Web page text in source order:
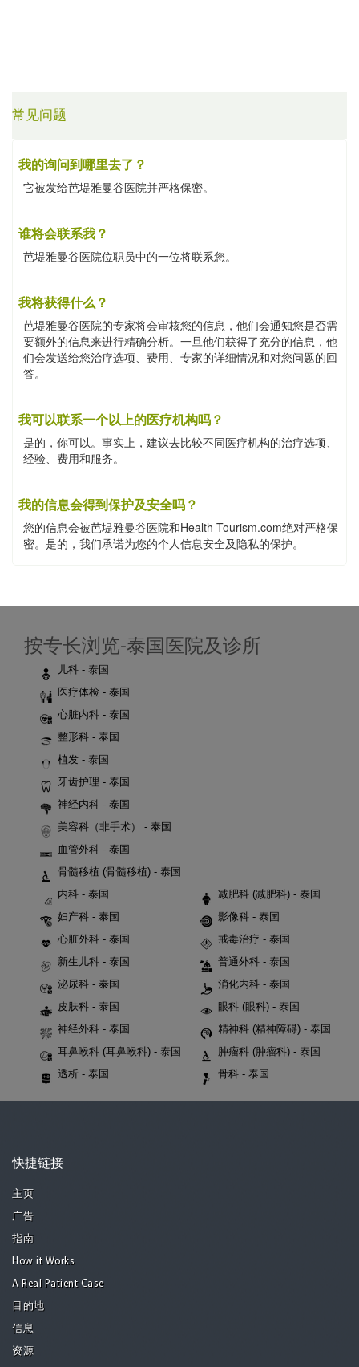
常见问题
我的询问到哪里去了？
它被发给芭堤雅曼谷医院并严格保密。
谁将会联系我？
芭堤雅曼谷医院位职员中的一位将联系您。
我将获得什么？
芭堤雅曼谷医院的专家将会审核您的信息，他们会通知您是否需
要额外的信息来进行精确分析。一旦他们获得了充分的信息，他
们会发送给您治疗选项、费用、专家的详细情况和对您问题的回
答。
我可以联系一个以上的医疗机构吗？
是的，你可以。事实上，建议去比较不同医疗机构的治疗选项、
经验、费用和服务。
我的信息会得到保护及安全吗？
您的信息会被芭堤雅曼谷医院和Health-Tourism.com绝对严格保
密。是的，我们承诺为您的个人信息安全及隐私的保护。
按专长浏览-泰国医院及诊所
儿科 - 泰国
医疗体检 - 泰国
心脏内科 - 泰国
整形科 - 泰国
植发 - 泰国
牙齿护理 - 泰国
神经内科 - 泰国
美容科（非手术） - 泰国
血管外科 - 泰国
骨髓移植 (骨髓移植) - 泰国
内科 - 泰国
妇产科 - 泰国
心脏外科 - 泰国
新生儿科 - 泰国
泌尿科 - 泰国
皮肤科 - 泰国
神经外科 - 泰国
耳鼻喉科 (耳鼻喉科) - 泰国
透析 - 泰国
减肥科 (减肥科) - 泰国
影像科 - 泰国
戒毒治疗 - 泰国
普通外科 - 泰国
消化内科 - 泰国
眼科 (眼科) - 泰国
精神科 (精神障碍) - 泰国
肿瘤科 (肿瘤科) - 泰国
骨科 - 泰国
快捷链接
主页
广告
指南
How it Works
A Real Patient Case
目的地
信息
资源